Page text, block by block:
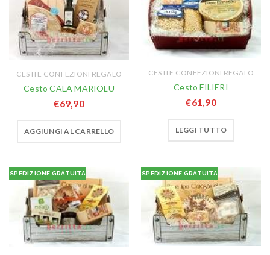
CESTI E CONFEZIONI REGALO
Cesto CALA MARIOLU
€69,90
AGGIUNGI AL CARRELLO
CESTI E CONFEZIONI REGALO
Cesto FILIERI
€61,90
LEGGI TUTTO
SPEDIZIONE GRATUITA SPEDIZIONE GRATUITA